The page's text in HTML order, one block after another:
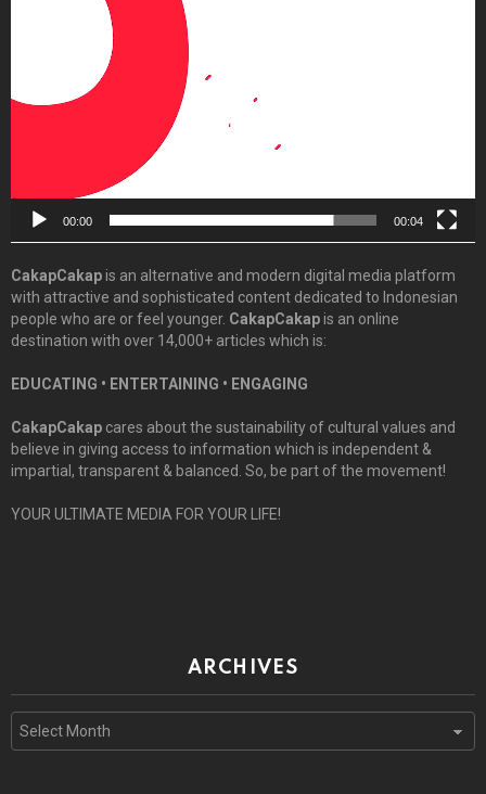
00:00 00:04
CakapCakapis an alternative and modern digital media platform
with attractive and sophisticated content dedicated to Indonesian
people who are or feel younger. CakapCakapis an online
destination with over 14,000+ articles which is:
EDUCATING • ENTERTAINING • ENGAGING
CakapCakap cares about the sustainability of cultural values and
believe in giving access to information which is independent &
impartial, transparent & balanced. So, be part of the movement!
YOUR ULTIMATE MEDIA FOR YOUR LIFE!
ARCHIVES